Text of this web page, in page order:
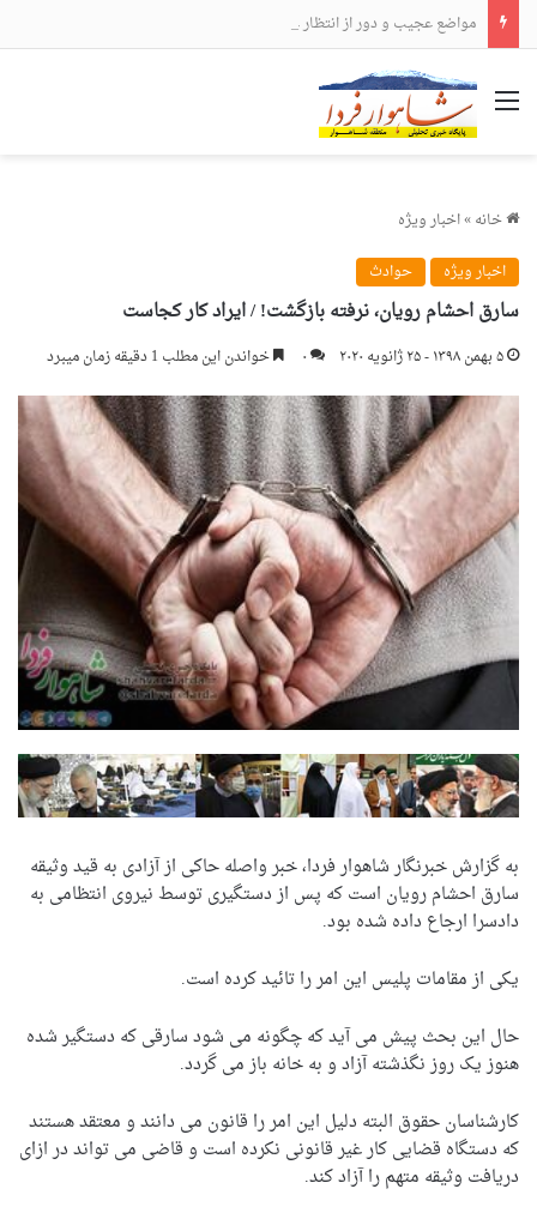
مواضع عجیب و دور از انتظار علی لاریجانی
منو
خانه»اخبار ویژه
اخبار ویژه
حوادث
سارق احشام رویان، نرفته بازگشت! / ایراد کار کجاست
۵ بهمن ۱۳۹۸ - ۲۵ ژانویه ۲۰۲۰ ۰ خواندن این مطلب 1 دقیقه زمان میبرد
به گزارش خبرنگار شاهوار فردا، خبر واصله حاکی از آزادی به قید وثیقه
سارق احشام رویان است که پس از دستگیری توسط نیروی انتظامی به
دادسرا ارجاع داده شده بود.
یکی از مقامات پلیس این امر را تائید کرده است.
حال این بحث پیش می آید که چگونه می شود سارقی که دستگیر شده
هنوز یک روز نگذشته آزاد و به خانه باز می گردد.
کارشناسان حقوق البته دلیل این امر را قانون می دانند و معتقد هستند
که دستگاه قضایی کار غیر قانونی نکرده است و قاضی می تواند در ازای
دریافت وثیقه متهم را آزاد کند.